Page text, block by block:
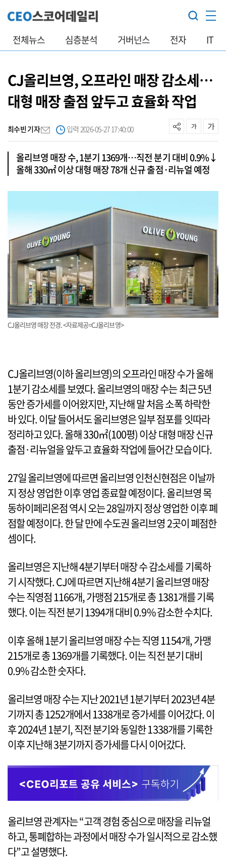
전체뉴스 심층분석 거버넌스 전자 IT
CJ올리브영, 오프라인 매장 감소세…
대형 매장 출점 앞두고 효율화 작업
최수빈 기자 입력 2026-05-27 17:40:00
올리브영 매장 수, 1분기 1369개…직전 분기 대비 0.9%↓
올해 330㎡ 이상 대형 매장 78개 신규 출점·리뉴얼 예정
CJ올리브영 매장 전경. <자료제공=CJ올리브영>
CJ올리브영(이하 올리브영)의 오프라인 매장 수가 올해
1분기 감소세를 보였다. 올리브영의 매장 수는 최근 5년
동안 증가세를 이어왔지만, 지난해 말 처음 소폭 하락한
바 있다. 이달 들어서도 올리브영은 일부 점포를 잇따라
정리하고 있다. 올해 330㎡(100평) 이상 대형 매장 신규
출점·리뉴얼을 앞두고 효율화 작업에 들어간 모습이다.
27일 올리브영에 따르면 올리브영 인천신현점은 이날까
지 정상 영업한 이후 영업 종료할 예정이다. 올리브영 목
동하이페리온점 역시 오는 28일까지 정상 영업한 이후 폐
점할 예정이다. 한 달 만에 수도권 올리브영 2곳이 폐점한
셈이다.
올리브영은 지난해 4분기부터 매장 수 감소세를 기록하
기 시작했다. CJ에 따르면 지난해 4분기 올리브영 매장
수는 직영점 1166개, 가맹점 215개로 총 1381개를 기록
했다. 이는 직전 분기 1394개 대비 0.9% 감소한 수치다.
이후 올해 1분기 올리브영 매장 수는 직영 1154개, 가맹
215개로 총 1369개를 기록했다. 이는 직전 분기 대비
0.9% 감소한 숫자다.
올리브영 매장 수는 지난 2021년 1분기부터 2023년 4분
기까지 총 1252개에서 1338개로 증가세를 이어갔다. 이
후 2024년 1분기, 직전 분기와 동일한 1338개를 기록한
이후 지난해 3분기까지 증가세를 다시 이어갔다.
올리브영 관계자는 “고객 경험 중심으로 매장을 리뉴얼
하고, 통폐합하는 과정에서 매장 수가 일시적으로 감소했
다”고 설명했다.